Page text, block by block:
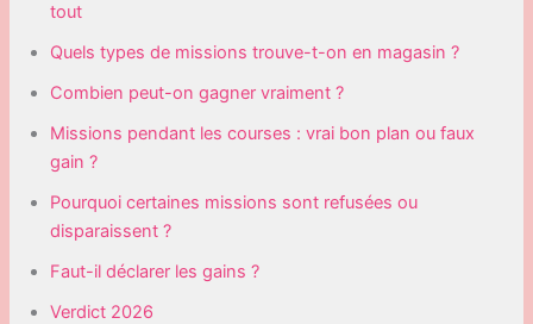
tout
Quels types de missions trouve-t-on en magasin ?
Combien peut-on gagner vraiment ?
Missions pendant les courses : vrai bon plan ou faux
gain ?
Pourquoi certaines missions sont refusées ou
disparaissent ?
Faut-il déclarer les gains ?
Verdict 2026